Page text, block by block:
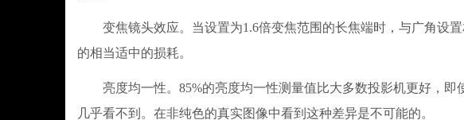
变焦镜头效应。当设置为1.6倍变焦范围的长焦端时，与广角设
的相当适中的损耗。
亮度均一性。85%的亮度均一性测量值比大多数投影机更好，即
几乎看不到。在非纯色的真实图像中看到这种差异是不可能的。